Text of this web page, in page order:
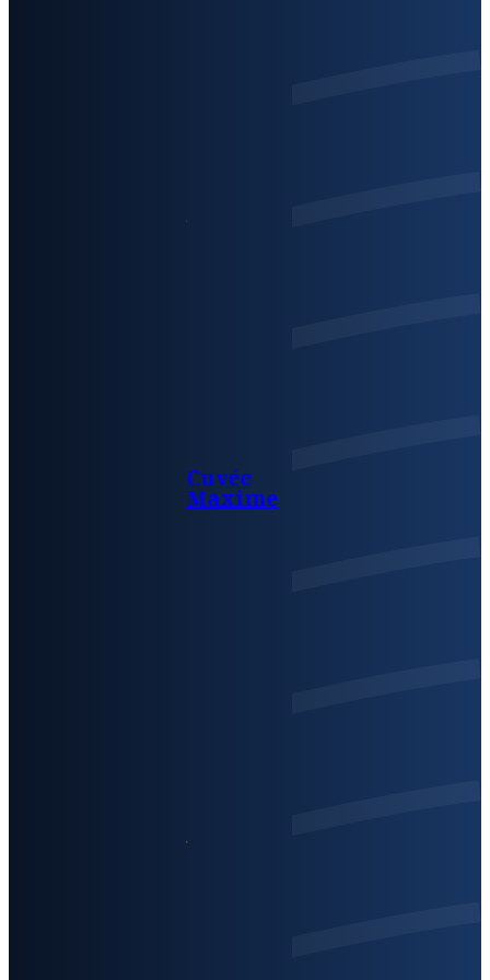
Cuvée
Maxime